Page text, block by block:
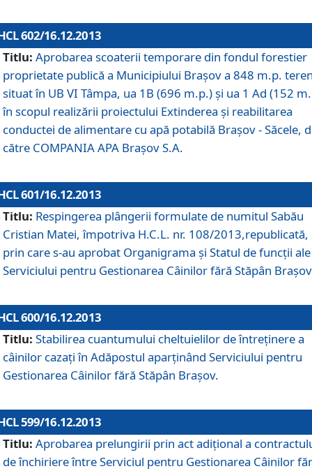
602/16.12.2013
Titlu: Aprobarea scoaterii temporare din fondul forestier
proprietate publică a Municipiului Braşov a 848 m.p.
situat în UB VI Tâmpa, ua 1B (696 m.p.) şi ua 1 Ad (152
în scopul realizării proiectului Extinderea şi reabilitarea
conductei de alimentare cu apă potabilă Braşov - Săcele,
către COMPANIA APA Braşov S.A.
601/16.12.2013
Titlu: Respingerea plângerii formulate de numitul Sabău
Cristian Matei, împotriva H.C.L. nr. 108/2013,republicată,
prin care s-au aprobat Organigrama şi Statul de funcţii ale
Serviciului pentru Gestionarea Câinilor fără Stăpân
600/16.12.2013
Titlu: Stabilirea cuantumului cheltuielilor de întreţinere a
câinilor cazaţi în Adăpostul aparţinând Serviciului pentru
Gestionarea Câinilor fără Stăpân Braşov.
599/16.12.2013
Titlu: Aprobarea prelungirii prin act adiţional a
de închiriere între Serviciul pentru Gestionarea Câinilor